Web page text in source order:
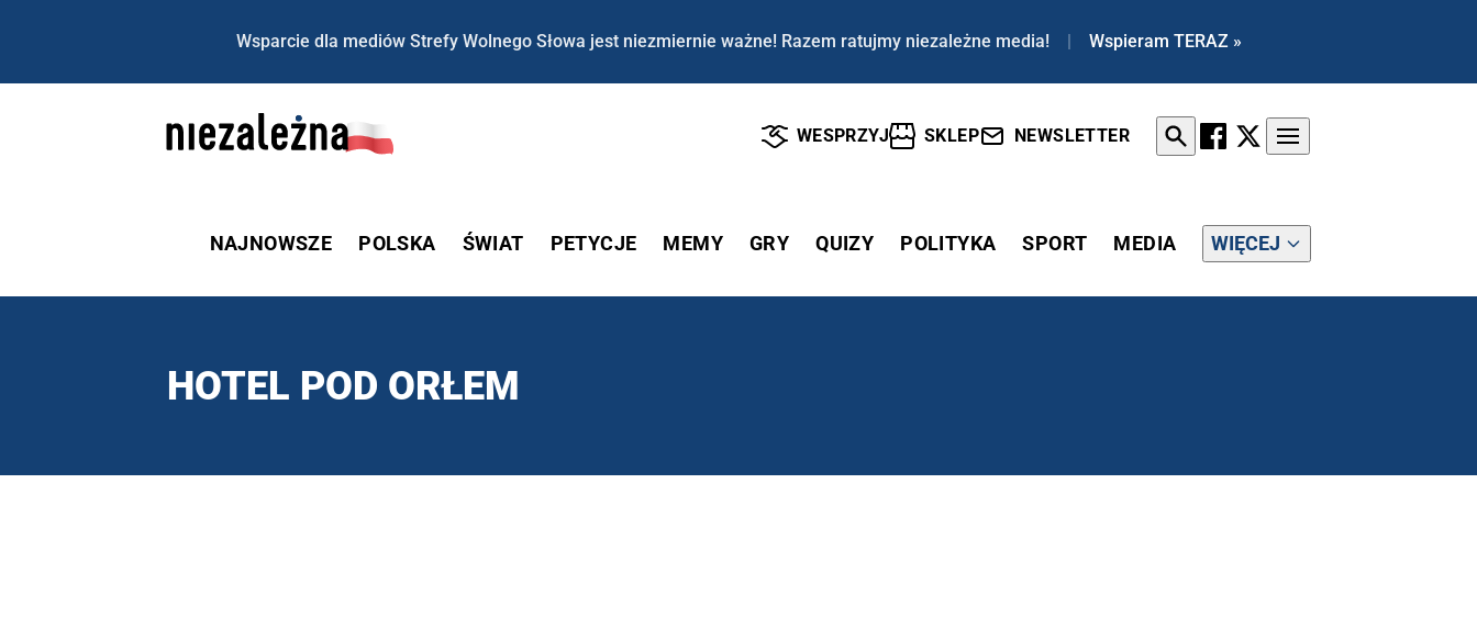
Wsparcie dla mediów Strefy Wolnego Słowa jest niezmiernie ważne! Razem ratujmy niezależne media! | Wspieram TERAZ »
WESPRZYJ SKLEP NEWSLETTER
NAJNOWSZE POLSKA ŚWIAT PETYCJE MEMY GRY QUIZY POLITYKA SPORT MEDIA WIĘCEJ
HOTEL POD ORŁEM